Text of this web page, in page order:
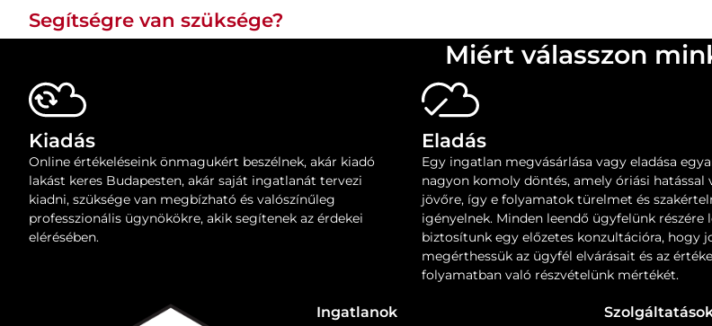
Segítségre van szüksége?
Miért válasszon
Kiadás
Online értékeléseink önmagukért beszélnek, akár kiadó
lakást keres Budapesten, akár saját ingatlanát tervezi
kiadni, szüksége van megbízható és valószínűleg
professzionális ügynökökre, akik segítenek az érdekei
elérésében.
Eladás
Egy ingatlan megvásárlása vagy eladása
nagyon komoly döntés, amely óriási hatással
jövőre, így e folyamatok ​​türelmet és
igényelnek. Minden leendő ügyfelünk részére
biztosítunk egy előzetes konzultációra, hogy
megérthessük az ügyfél elvárásait és az
folyamatban való részvételünk mértékét.
Ingatlanok